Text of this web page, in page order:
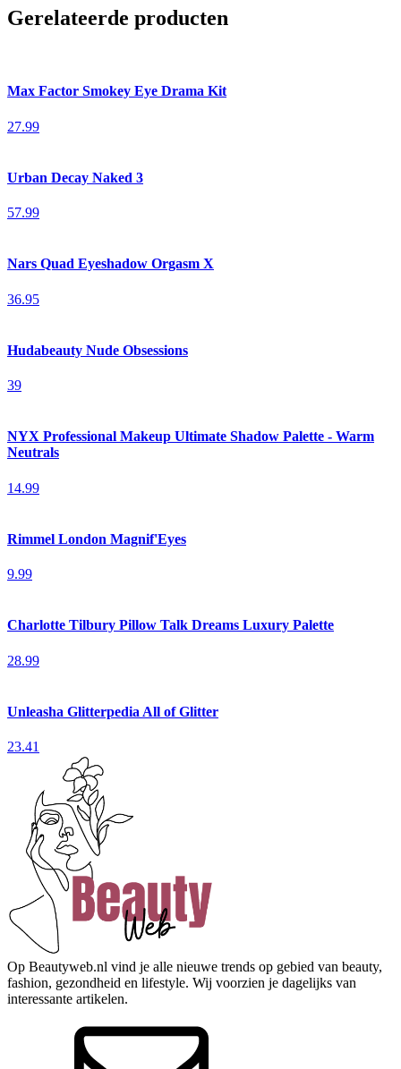
Gerelateerde producten
Max Factor Smokey Eye Drama Kit
27.99
Urban Decay Naked 3
57.99
Nars Quad Eyeshadow Orgasm X
36.95
Hudabeauty Nude Obsessions
39
NYX Professional Makeup Ultimate Shadow Palette - Warm
Neutrals
14.99
Rimmel London Magnif'Eyes
9.99
Charlotte Tilbury Pillow Talk Dreams Luxury Palette
28.99
Unleasha Glitterpedia All of Glitter
23.41
Op Beautyweb.nl vind je alle nieuwe trends op gebied van beauty,
fashion, gezondheid en lifestyle. Wij voorzien je dagelijks van
interessante artikelen.